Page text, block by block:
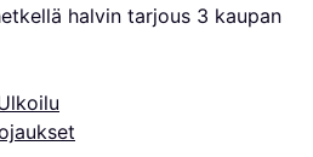
halvin tarjous 3 kaupan